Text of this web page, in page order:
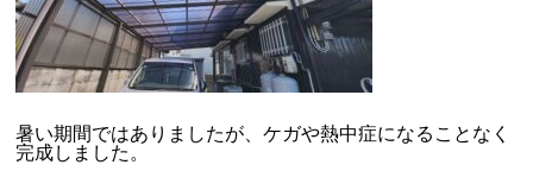
暑い期間ではありましたが、ケガや熱中症になることなく
完成しました。